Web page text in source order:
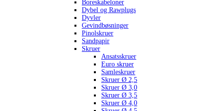
Boreskabeloner
Dybel og Rawplugs
Dyvler
Gevindbøsninger
Pinolskruer
Sandpapir
Skruer
Ansatsskruer
Euro skruer
Samleskruer
Skruer Ø 2,5
Skruer Ø 3,0
Skruer Ø 3,5
Skruer Ø 4,0